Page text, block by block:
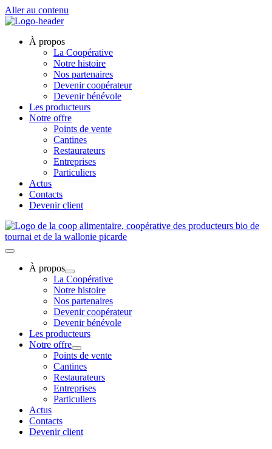
Aller au contenu
À propos
La Coopérative
Notre histoire
Nos partenaires
Devenir coopérateur
Devenir bénévole
Les producteurs
Notre offre
Points de vente
Cantines
Restaurateurs
Entreprises
Particuliers
Actus
Contacts
Devenir client
À propos
La Coopérative
Notre histoire
Nos partenaires
Devenir coopérateur
Devenir bénévole
Les producteurs
Notre offre
Points de vente
Cantines
Restaurateurs
Entreprises
Particuliers
Actus
Contacts
Devenir client